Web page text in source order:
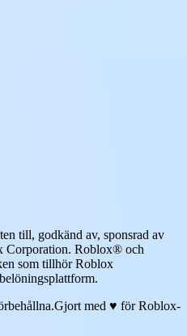
till, godkänd av, sponsrad av
Corporation. Roblox® och
som tillhör Roblox
Gjort med ♥ för Roblox-